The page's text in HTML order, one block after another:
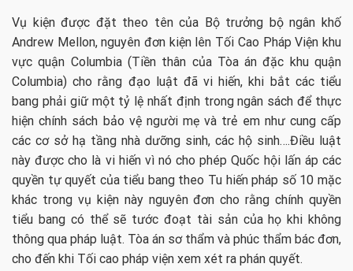
Vụ kiện được đặt theo tên của Bộ trưởng bộ ngân khố
Andrew Mellon, nguyên đơn kiện lên Tối Cao Pháp Viện khu
vực quận Columbia (Tiền thân của Tòa án đặc khu quận
Columbia) cho rằng đạo luật đã vi hiến, khi bắt các tiểu
bang phải giữ một tỷ lệ nhất định trong ngân sách để thực
hiện chính sách bảo vệ người mẹ và trẻ em như cung cấp
các cơ sở hạ tầng nhà dưỡng sinh, các hộ sinh….Điều luật
này được cho là vi hiến vì nó cho phép Quốc hội lấn áp các
quyền tự quyết của tiểu bang theo Tu hiến pháp số 10 mặc
khác trong vụ kiện này nguyên đơn cho rằng chính quyền
tiểu bang có thể sẽ tước đoạt tài sản của họ khi không
thông qua pháp luật. Tòa án sơ thẩm và phúc thẩm bác đơn,
cho đến khi Tối cao pháp viện xem xét ra phán quyết.